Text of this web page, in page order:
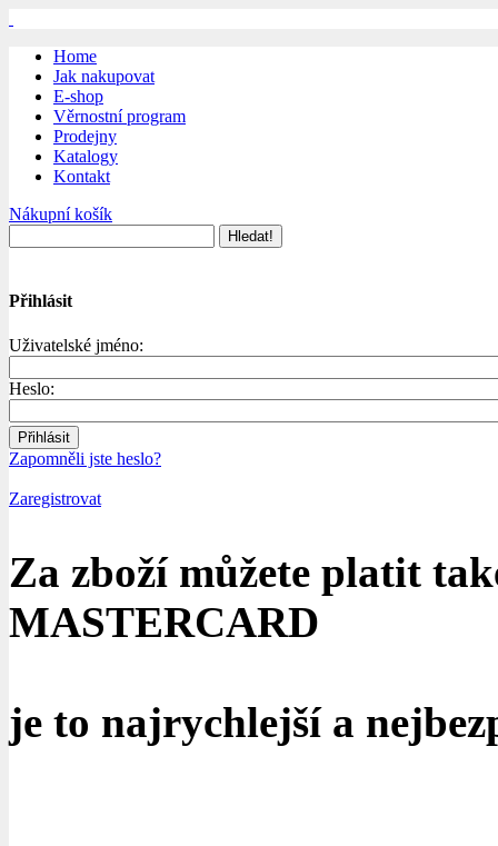
Home
Jak nakupovat
E-shop
Věrnostní program
Prodejny
Katalogy
Kontakt
Nákupní košík
Přihlásit
Uživatelské jméno:
Heslo:
Zapomněli jste heslo?
Zaregistrovat
Za zboží můžete platit
MASTERCARD
je to najrychlejší a